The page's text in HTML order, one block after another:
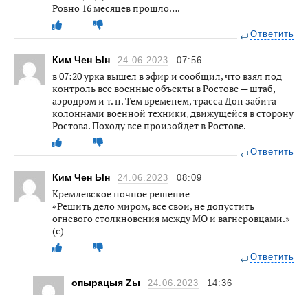
Ровно 16 месяцев прошло….
Ответить
Ким Чен Ын 24.06.2023 07:56
в 07:20 урка вышел в эфир и сообщил, что взял под
контроль все военные объекты в Ростове — штаб,
аэродром и т. п. Тем временем, трасса Дон забита
колоннами военной техники, движущейся в сторону
Ростова. Походу все произойдет в Ростове.
Ответить
Ким Чен Ын 24.06.2023 08:09
Кремлевское ночное решение —
«Решить дело миром, все свои, не допустить
огневого столкновения между МО и вагнеровцами.»
(c)
Ответить
опырацыя Zы 24.06.2023 14:36